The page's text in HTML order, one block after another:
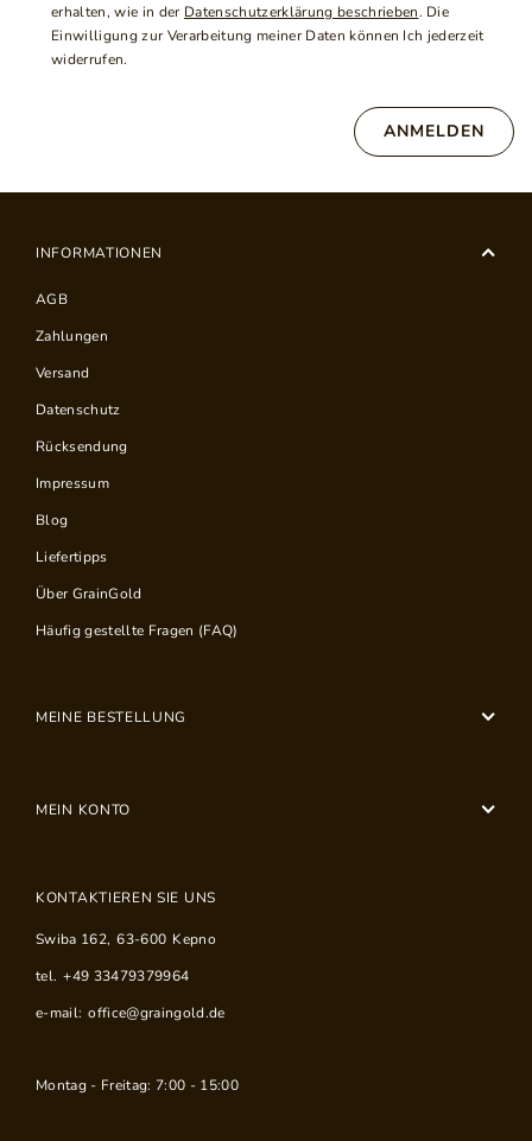
erhalten, wie in der Datenschutzerklärung beschrieben. Die
Einwilligung zur Verarbeitung meiner Daten können Ich jederzeit
widerrufen.
ANMELDEN
INFORMATIONEN
AGB
Zahlungen
Versand
Datenschutz
Rücksendung
Impressum
Blog
Liefertipps
Über GrainGold
Häufig gestellte Fragen (FAQ)
MEINE BESTELLUNG
MEIN KONTO
KONTAKTIEREN SIE UNS
Swiba 162, 63-600 Kepno
tel. +49 33479379964
e-mail: office@graingold.de
Montag - Freitag: 7:00 - 15:00